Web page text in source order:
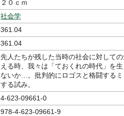
２０ｃｍ
社会学
361.04
361.04
先人たちが残した当時の社会に対して
える時、我々は「ておくれの時代」を
ないか…。批判的にロゴスと格闘する
する試み。
4-623-09661-0
978-4-623-09661-9